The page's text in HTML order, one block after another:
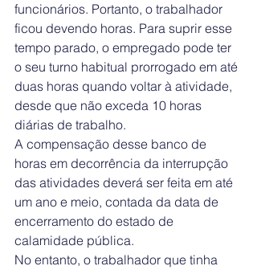
funcionários. Portanto, o trabalhador
ficou devendo horas. Para suprir esse
tempo parado, o empregado pode ter
o seu turno habitual prorrogado em até
duas horas quando voltar à atividade,
desde que não exceda 10 horas
diárias de trabalho.
A compensação desse banco de
horas em decorrência da interrupção
das atividades deverá ser feita em até
um ano e meio, contada da data de
encerramento do estado de
calamidade pública.
No entanto, o trabalhador que tinha